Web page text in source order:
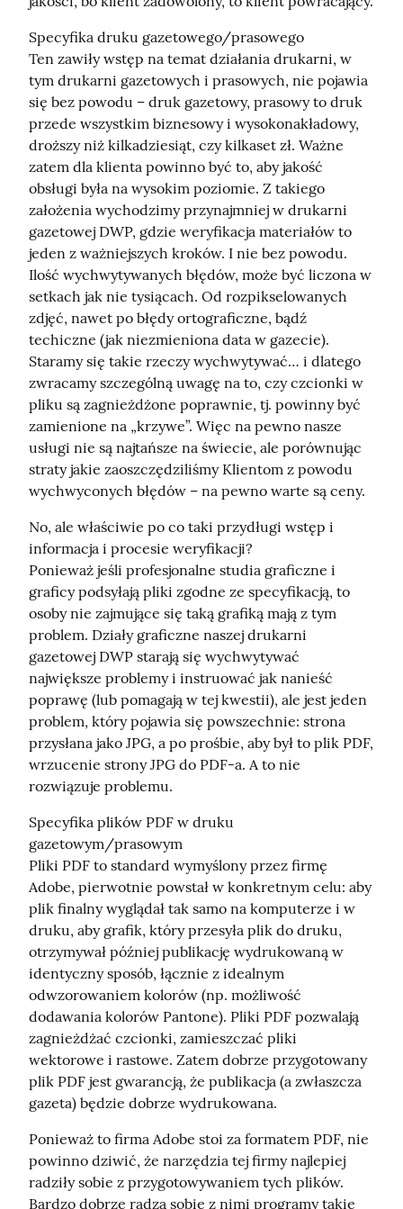
Specyfika druku gazetowego/prasowego
Ten zawiły wstęp na temat działania drukarni, w
tym drukarni gazetowych i prasowych, nie pojawia
się bez powodu – druk gazetowy, prasowy to druk
przede wszystkim biznesowy i wysokonakładowy,
droższy niż kilkadziesiąt, czy kilkaset zł. Ważne
zatem dla klienta powinno być to, aby jakość
obsługi była na wysokim poziomie. Z takiego
założenia wychodzimy przynajmniej w drukarni
gazetowej DWP, gdzie weryfikacja materiałów to
jeden z ważniejszych kroków. I nie bez powodu.
Ilość wychwytywanych błędów, może być liczona w
setkach jak nie tysiącach. Od rozpikselowanych
zdjęć, nawet po błędy ortograficzne, bądź
techiczne (jak niezmieniona data w gazecie).
Staramy się takie rzeczy wychwytywać… i dlatego
zwracamy szczególną uwagę na to, czy czcionki w
pliku są zagnieżdżone poprawnie, tj. powinny być
zamienione na „krzywe”. Więc na pewno nasze
usługi nie są najtańsze na świecie, ale porównując
straty jakie zaoszczędziliśmy Klientom z powodu
wychwyconych błędów – na pewno warte są ceny.
No, ale właściwie po co taki przydługi wstęp i
informacja i procesie weryfikacji?
Ponieważ jeśli profesjonalne studia graficzne i
graficy podsyłają pliki zgodne ze specyfikacją, to
osoby nie zajmujące się taką grafiką mają z tym
problem. Działy graficzne naszej drukarni
gazetowej DWP starają się wychwytywać
największe problemy i instruować jak nanieść
poprawę (lub pomagają w tej kwestii), ale jest jeden
problem, który pojawia się powszechnie: strona
przysłana jako JPG, a po prośbie, aby był to plik PDF,
wrzucenie strony JPG do PDF-a. A to nie
rozwiązuje problemu.
Specyfika plików PDF w druku
gazetowym/prasowym
Pliki PDF to standard wymyślony przez firmę
Adobe, pierwotnie powstał w konkretnym celu: aby
plik finalny wyglądał tak samo na komputerze i w
druku, aby grafik, który przesyła plik do druku,
otrzymywał później publikację wydrukowaną w
identyczny sposób, łącznie z idealnym
odwzorowaniem kolorów (np. możliwość
dodawania kolorów Pantone). Pliki PDF pozwalają
zagnieżdżać czcionki, zamieszczać pliki
wektorowe i rastowe. Zatem dobrze przygotowany
plik PDF jest gwarancją, że publikacja (a zwłaszcza
gazeta) będzie dobrze wydrukowana.
Ponieważ to firma Adobe stoi za formatem PDF, nie
powinno dziwić, że narzędzia tej firmy najlepiej
radziły sobie z przygotowywaniem tych plików.
Bardzo dobrze radzą sobie z nimi programy takie